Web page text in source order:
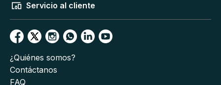
Servicio al cliente
¿Quiénes somos?
Contáctanos
FAQ